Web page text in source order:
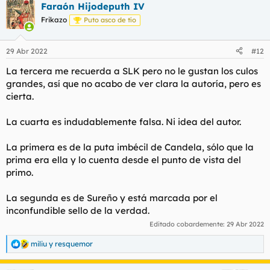
c
c
i
e
:
Faraón Hijodeputh IV
Frikazo Puto asco de tío
29 Abr 2022 #12
La tercera me recuerda a SLK pero no le gustan los culos
grandes, así que no acabo de ver clara la autoría, pero es
cierta.
La cuarta es indudablemente falsa. Ni idea del autor.
La primera es de la puta imbécil de Candela, sólo que la
prima era ella y lo cuenta desde el punto de vista del
primo.
La segunda es de Sureño y está marcada por el
inconfundible sello de la verdad.
Editado cobardemente: 29 Abr 2022
R
e
miliu y resquemor